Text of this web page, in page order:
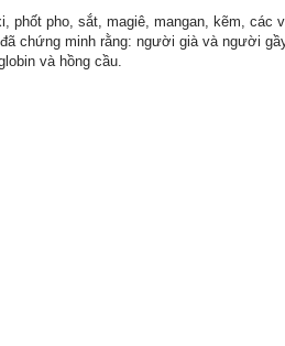
phốt pho, sắt, magiê, mangan, kẽm, các
chứng minh rằng: người già và người
và hồng cầu.